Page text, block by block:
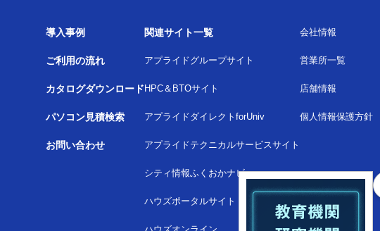
導入事例
ご利用の流れ
カタログダウンロード
パソコン見積検索
お問い合わせ
関連サイト一覧
アプライドグループサイト
HPC＆BTOサイト
アプライドダイレクトforUniv
アプライドテクニカルサービスサイト
シティ情報ふくおかナビ
ハウズポータルサイト
会社情報
営業所一覧
店舗情報
個人情報保護方針